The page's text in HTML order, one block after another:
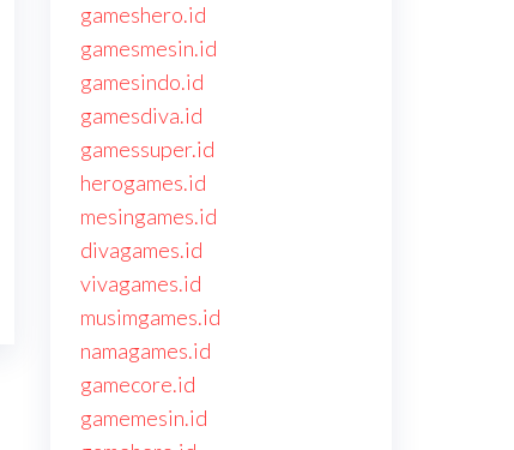
gameshero.id
gamesmesin.id
gamesindo.id
gamesdiva.id
gamessuper.id
herogames.id
mesingames.id
divagames.id
vivagames.id
musimgames.id
namagames.id
gamecore.id
gamemesin.id